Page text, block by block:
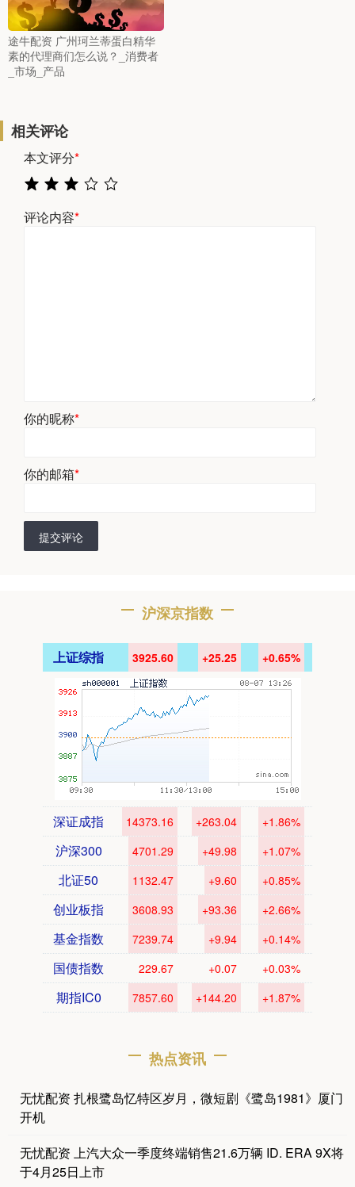
途牛配资 广州珂兰蒂蛋白精华
素的代理商们怎么说？_消费者
_市场_产品
相关评论
本文评分*
评论内容*
你的昵称*
你的邮箱*
提交评论
沪深京指数
上证综指 3925.60 +25.25 +0.65%
深证成指 14373.16 +263.04 +1.86%
沪深300 4701.29 +49.98 +1.07%
北证50 1132.47 +9.60 +0.85%
创业板指 3608.93 +93.36 +2.66%
基金指数 7239.74 +9.94 +0.14%
国债指数 229.67 +0.07 +0.03%
期指IC0 7857.60 +144.20 +1.87%
热点资讯
无忧配资 扎根鹭岛忆特区岁月，微短剧《鹭岛1981》厦门
开机
无忧配资 上汽大众一季度终端销售21.6万辆 ID. ERA 9X将
于4月25日上市